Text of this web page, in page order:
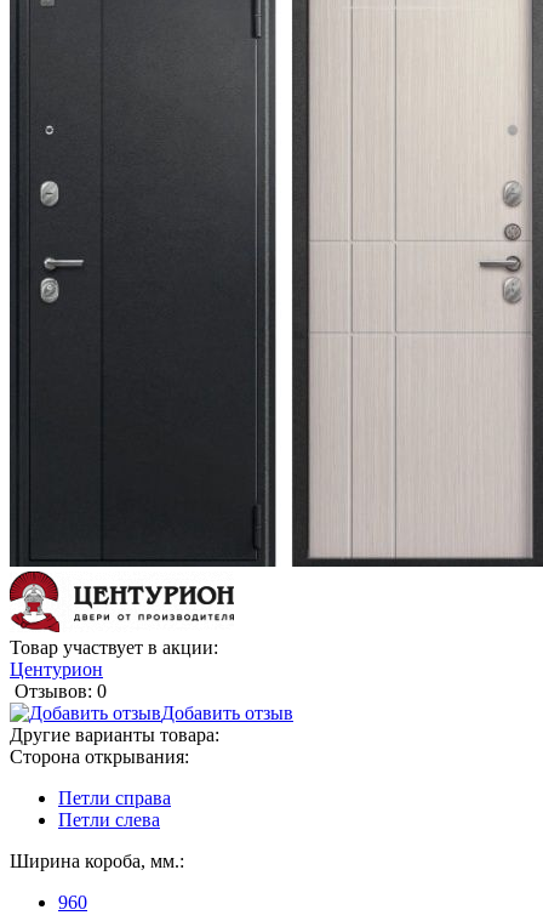
Товар участвует в акции:
Центурион
Отзывов: 0
Добавить отзыв
Другие варианты товара:
Сторона открывания:
Петли справа
Петли слева
Ширина короба, мм.:
960